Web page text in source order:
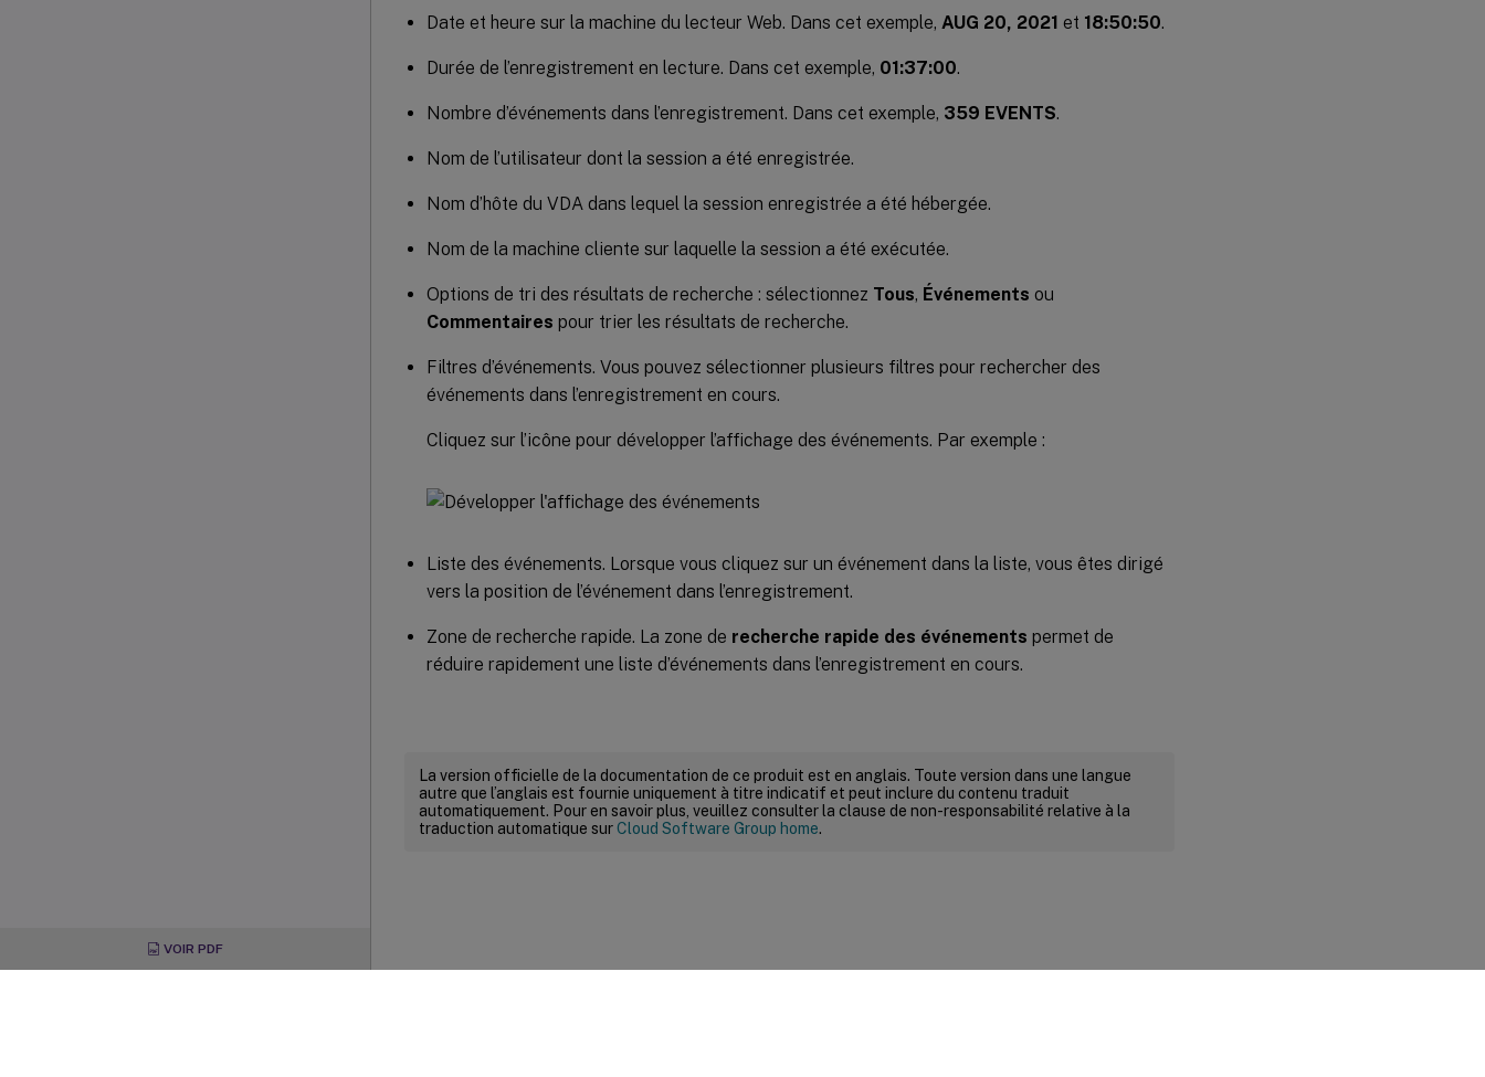
VOIR PDF
Date et heure sur la machine du lecteur Web. Dans cet exemple, AUG 20, 2021 et 18:50:50.
Durée de l’enregistrement en lecture. Dans cet exemple, 01:37:00.
Nombre d’événements dans l’enregistrement. Dans cet exemple, 359 EVENTS.
Nom de l’utilisateur dont la session a été enregistrée.
Nom d’hôte du VDA dans lequel la session enregistrée a été hébergée.
Nom de la machine cliente sur laquelle la session a été exécutée.
Options de tri des résultats de recherche : sélectionnez Tous, Événements ou
Commentaires pour trier les résultats de recherche.
Filtres d’événements. Vous pouvez sélectionner plusieurs filtres pour rechercher des
événements dans l’enregistrement en cours.
Cliquez sur l’icône pour développer l’affichage des événements. Par exemple :
Liste des événements. Lorsque vous cliquez sur un événement dans la liste, vous êtes dirigé
vers la position de l’événement dans l’enregistrement.
Zone de recherche rapide. La zone de recherche rapide des événements permet de
réduire rapidement une liste d’événements dans l’enregistrement en cours.
La version officielle de la documentation de ce produit est en anglais. Toute version dans une langue
autre que l’anglais est fournie uniquement à titre indicatif et peut inclure du contenu traduit
automatiquement. Pour en savoir plus, veuillez consulter la clause de non-responsabilité relative à la
traduction automatique surCloud Software Group home.